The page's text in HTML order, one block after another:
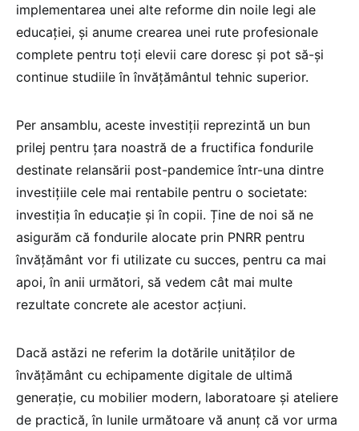
implementarea unei alte reforme din noile legi ale
educației, și anume crearea unei rute profesionale
complete pentru toți elevii care doresc și pot să-și
continue studiile în învățământul tehnic superior.
Per ansamblu, aceste investiții reprezintă un bun
prilej pentru țara noastră de a fructifica fondurile
destinate relansării post-pandemice într-una dintre
investițiile cele mai rentabile pentru o societate:
investiția în educație și în copii. Ține de noi să ne
asigurăm că fondurile alocate prin PNRR pentru
învățământ vor fi utilizate cu succes, pentru ca mai
apoi, în anii următori, să vedem cât mai multe
rezultate concrete ale acestor acțiuni.
Dacă astăzi ne referim la dotările unităților de
învățământ cu echipamente digitale de ultimă
generație, cu mobilier modern, laboratoare și ateliere
de practică, în lunile următoare vă anunț că vor urma